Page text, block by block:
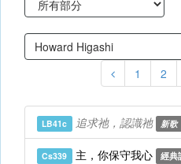
1 2
LB41c 追求祂，認識祂 新歌
Cs339 主，你保守我心 經典